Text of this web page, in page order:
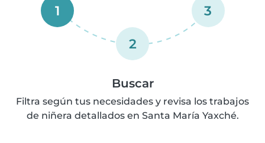
1
2
3
Buscar
Filtra según tus necesidades y revisa los trabajos
de niñera detallados en Santa María Yaxché.